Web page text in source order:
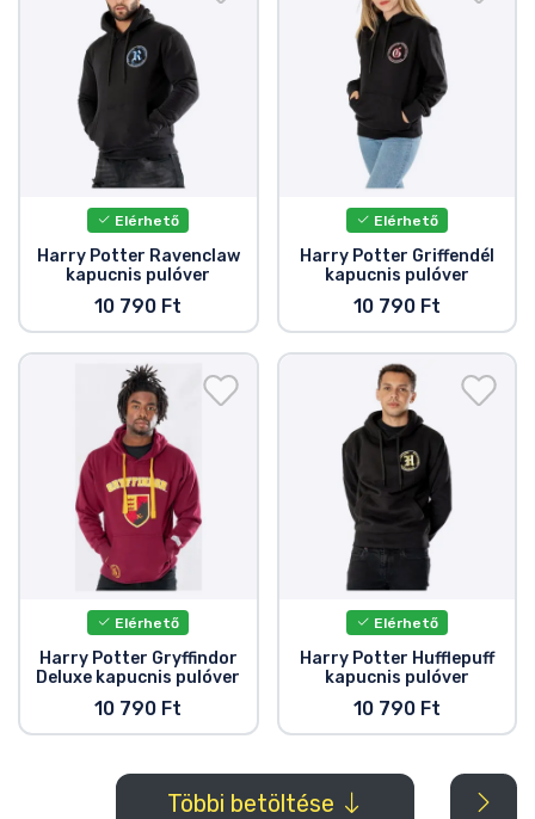
Elérhető
Harry Potter Ravenclaw
kapucnis pulóver
10 790 Ft
Elérhető
Harry Potter Griffendél
kapucnis pulóver
10 790 Ft
Elérhető
Harry Potter Gryffindor
Deluxe kapucnis pulóver
10 790 Ft
Elérhető
Harry Potter Hufflepuff
kapucnis pulóver
10 790 Ft
Többi betöltése